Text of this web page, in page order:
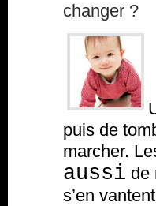
changer ?
puis de
marcher.
aussi de
s’en